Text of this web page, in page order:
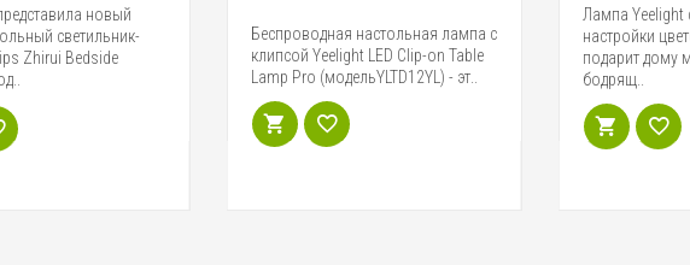
Беспроводная настольная лампа с
клипсой Yeelight LED Clip-on Table
Lamp Pro (модельYLTD12YL) - эт..
Лампа Yeelight с возможностью
настройки цветовой
подарит дому мягкое тепло или
бодрящ..